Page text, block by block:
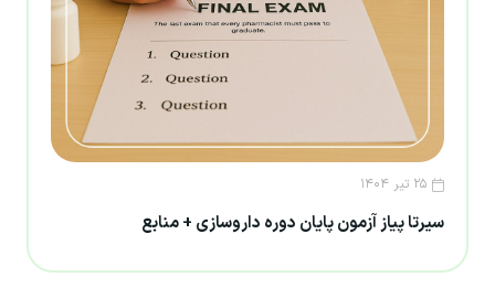
۲۵ تیر ۱۴۰۴
سیرتا پیاز آزمون پایان دوره داروسازی + منابع